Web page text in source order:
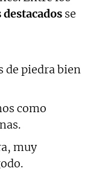
se
de piedra bien
como
muy